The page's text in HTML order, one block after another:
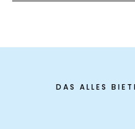
DAS ALLES